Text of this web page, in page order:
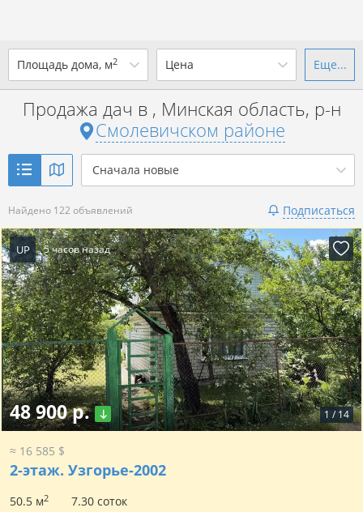
Площадь дома, м2
от до
Показать 122 объявления
Цена
от до
р. за всё
Показать 122 объявления
Еще...
Продажа дач в , Минская область, р-н
Смолевичском районе
Сначала новые
Найдено 122 объявлений Подписаться
UP 5 часов назад
1 / 14
48 900 р.
≈ 16 585 $
2-этаж. Узгорье-2002
50.5 м2 7.30 соток
Ваш город -district
?
Да Выбрать город